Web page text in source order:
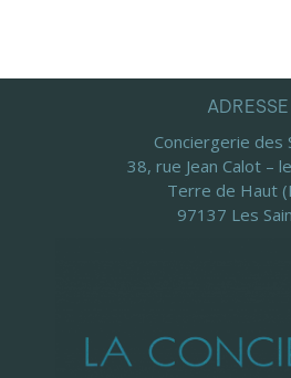
ADRESSE
Conciergerie des
38, rue Jean Calot –
Terre de Haut
97137 Les